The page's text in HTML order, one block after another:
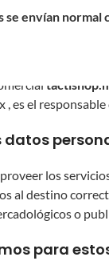
se envían normal
con el fin
fortalecer
el
datos
los
al destino
o
para